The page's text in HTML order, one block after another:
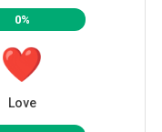
0%
Love